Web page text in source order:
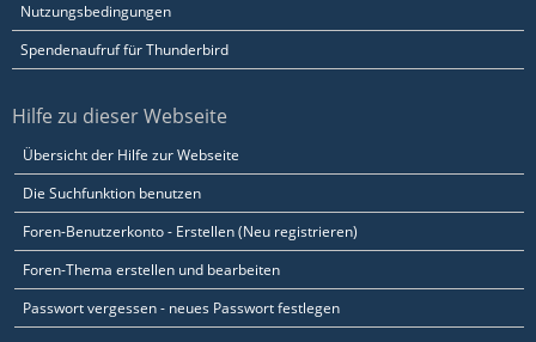
Nutzungsbedingungen
Spendenaufruf für Thunderbird
Hilfe zu dieser Webseite
Übersicht der Hilfe zur Webseite
Die Suchfunktion benutzen
Foren-Benutzerkonto - Erstellen (Neu registrieren)
Foren-Thema erstellen und bearbeiten
Passwort vergessen - neues Passwort festlegen